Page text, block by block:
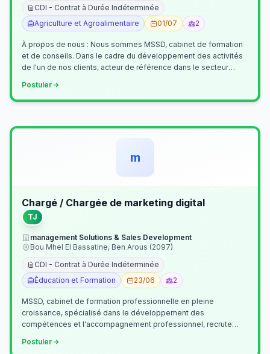
CDI - Contrat à Durée Indéterminée
Agriculture et Agroalimentaire
01/07 2
À propos de nous : Nous sommes MSSD, cabinet de formation
et de conseils. Dans le cadre du développement des activités
de l'un de nos clients, acteur de référence dans le secteur
Postuler
m
Chargé / Chargée de marketing digital
TJ
management Solutions & Sales Development
Bou Mhel El Bassatine, Ben Arous (2097)
CDI - Contrat à Durée Indéterminée
Éducation et Formation
23/06 2
MSSD, cabinet de formation professionnelle en pleine
croissance, spécialisé dans le développement des
compétences et l'accompagnement professionnel, recrute
Postuler